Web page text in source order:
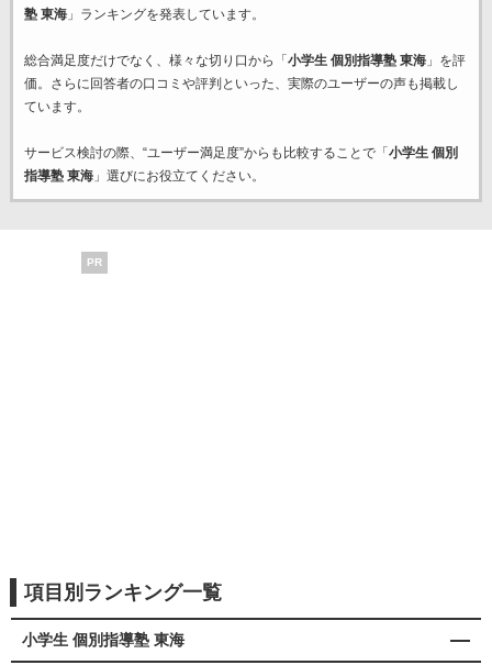
塾 東海」ランキングを発表しています。
総合満足度だけでなく、様々な切り口から「 小学生 個別指導塾 東海」を評
価。さらに回答者の口コミや評判といった、実際のユーザーの声も掲載し
ています。
サービス検討の際、“ユーザー満足度”からも比較することで「 小学生 個別
指導塾 東海」選びにお役立てください。
PR
項目別ランキング一覧
小学生 個別指導塾 東海